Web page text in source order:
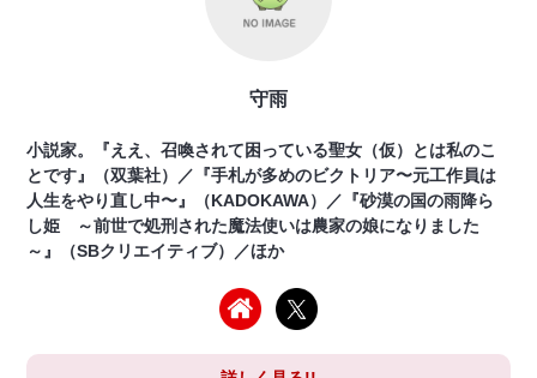
守雨
小説家。『ええ、召喚されて困っている聖女（仮）とは私のこ
とです』（双葉社）／『手札が多めのビクトリア〜元工作員は
人生をやり直し中〜』（KADOKAWA）／『砂漠の国の雨降ら
し姫 ～前世で処刑された魔法使いは農家の娘になりました
～』（SBクリエイティブ）／ほか